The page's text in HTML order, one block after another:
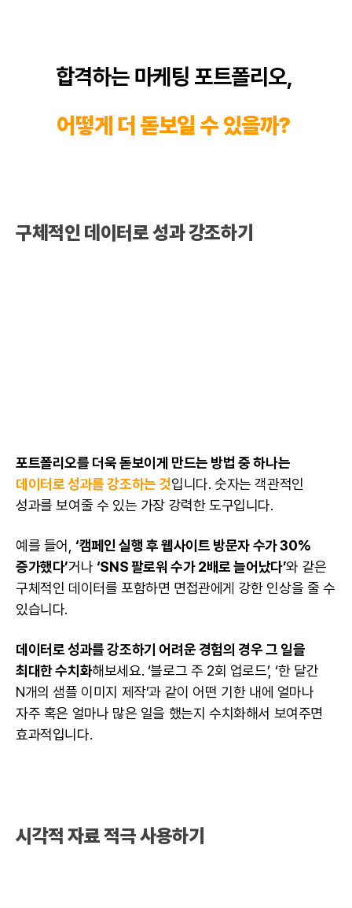
합격하는 마케팅 포트폴리오,
어떻게 더 돋보일 수 있을까?
구체적인 데이터 로 성과 강조하기
포트폴리오를 더욱 돋보이게 만드는 방법 중 하나는
데이터로 성과를 강조하는 것입니다. 숫자는 객관적인
성과를 보여줄 수 있는 가장 강력한 도구입니다.
예를 들어,‘캠페인 실행 후 웹사이트 방문자 수가 30%
증가했다’거나 ‘SNS 팔로워 수가 2배로 늘어났다’와 같은
구체적인 데이터를 포함하면 면접관에게 강한 인상을 줄 수
있습니다.
데이터로 성과를 강조하기 어려운 경험의 경우 그 일을
최대한 수치화해보세요. ‘블로그 주 2회 업로드’, ‘한 달간
N개의 샘플 이미지 제작’과 같이 어떤 기한 내에 얼마나
자주 혹은 얼마나 많은 일을 했는지 수치화해서 보여주면
효과적입니다.
시각적 자료 적극 사용하기